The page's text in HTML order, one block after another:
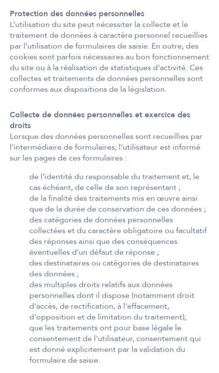
Protection des données personnelles
L’utilisation du site peut nécessiter la collecte et le
traitement de données à caractère personnel recueillies
par l’utilisation de formulaires de saisie. En outre, des
cookies sont parfois nécessaires au bon fonctionnement
du site ou à la réalisation de statistiques d'activité. Ces
collectes et traitements de données personnelles sont
conformes aux dispositions de la législation.
Collecte de données personnelles et exercice des
droits
Lorsque des données personnelles sont recueillies par
l'intermédiaire de formulaires, l'utilisateur est informé
sur les pages de ces formulaires :
de l’identité du responsable du traitement et, le
cas échéant, de celle de son représentant ;
de la finalité des traitements mis en œuvre ainsi
que de la durée de conservation de ces données ;
des catégories de données personnelles
collectées et du caractère obligatoire ou facultatif
des réponses ainsi que des conséquences
éventuelles d’un défaut de réponse ;
des destinataires ou catégories de destinataires
des données ;
des multiples droits relatifs aux données
personnelles dont il dispose (notamment droit
d'accès, de rectification, à l'effacement,
d'opposition et de limitation du traitement),
que les traitements ont pour base légale le
consentement de l'utilisateur, consentement qui
est donné explicitement par la validation du
formulaire de saisie.